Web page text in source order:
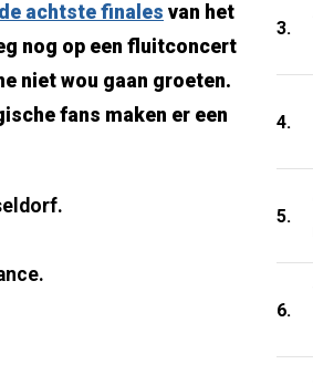
achtste finales van het
nog op een fluitconcert
niet wou gaan groeten.
fans maken er een
3.
4.
5.
6.